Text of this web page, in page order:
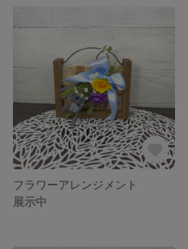
フラワーアレンジメント
展示中